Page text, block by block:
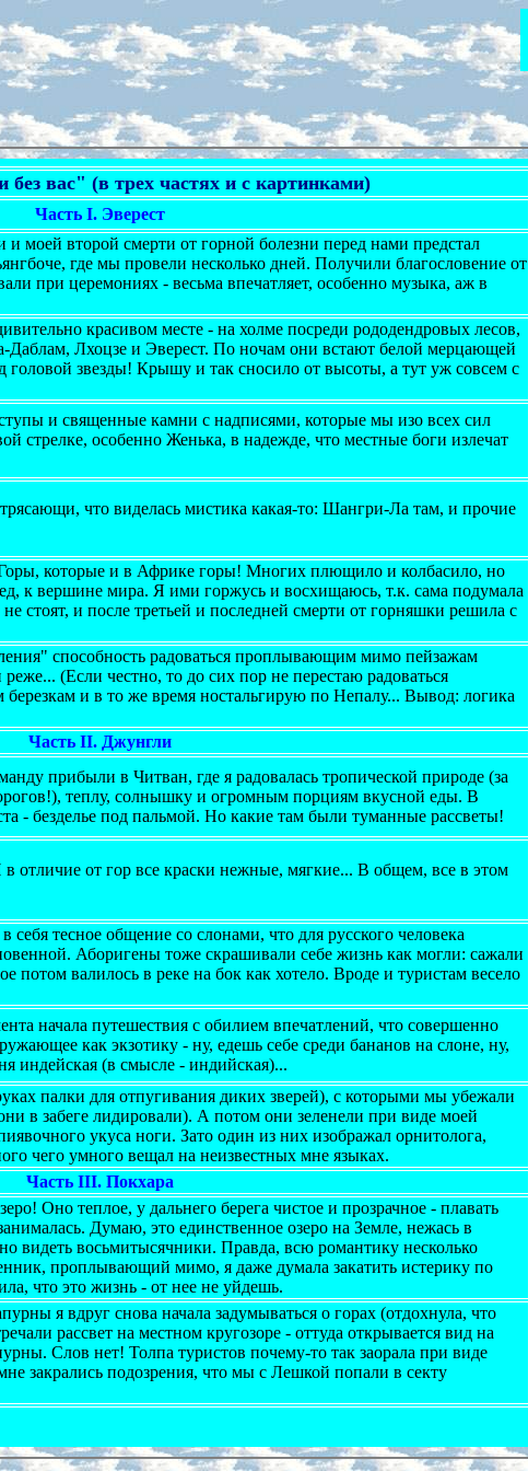
вас" (в трех частях и с картинками)
Часть I. Эверест
и моей второй смерти от горной болезни перед нами предстал
где мы провели несколько дней. Получили благословение от
при церемониях - весьма впечатляет, особенно музыка, аж в
красивом месте - на холме посреди рододендровых лесов,
Даблам, Лхоцзе и Эверест. По ночам они встают белой мерцающей
головой звезды! Крышу и так сносило от высоты, а тут уж совсем с
и священные камни с надписями, которые мы изо всех сил
стрелке, особенно Женька, в надежде, что местные боги излечат
что виделась мистика какая-то: Шангри-Ла там, и прочие
которые и в Африке горы! Многих плющило и колбасило, но
к вершине мира. Я ими горжусь и восхищаюсь, т.к. сама подумала
стоят, и после третьей и последней смерти от горняшки решила с
способность радоваться проплывающим мимо пейзажам
(Если честно, то до сих пор не перестаю радоваться
березкам и в то же время ностальгирую по Непалу... Вывод: логика
Часть II. Джунгли
прибыли в Читван, где я радовалась тропической природе (за
теплу, солнышку и огромным порциям вкусной еды. В
- безделье под пальмой. Но какие там были туманные рассветы!
отличие от гор все краски нежные, мягкие... В общем, все в этом
себя тесное общение со слонами, что для русского человека
Аборигены тоже скрашивали себе жизнь как могли: сажали
потом валилось в реке на бок как хотело. Вроде и туристам весело
начала путешествия с обилием впечатлений, что совершенно
как экзотику - ну, едешь себе среди бананов на слоне, ну,
индейская (в смысле - индийская)...
палки для отпугивания диких зверей), с которыми мы убежали
в забеге лидировали). А потом они зеленели при виде моей
укуса ноги. Зато один из них изображал орнитолога,
чего умного вещал на неизвестных мне языках.
Часть III. Покхара
Оно теплое, у дальнего берега чистое и прозрачное - плавать
Думаю, это единственное озеро на Земле, нежась в
видеть восьмитысячники. Правда, всю романтику несколько
проплывающий мимо, я даже думала закатить истерику по
что это жизнь - от нее не уйдешь.
я вдруг снова начала задумываться о горах (отдохнула, что
рассвет на местном кругозоре - оттуда открывается вид на
Слов нет! Толпа туристов почему-то так заорала при виде
закрались подозрения, что мы с Лешкой попали в секту